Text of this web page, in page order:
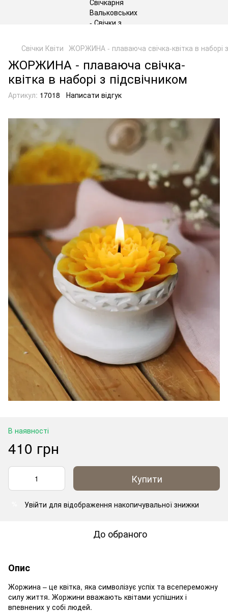
gtag('js', new Date()); gtag('config', 'G-DP234BVRNV');
Свічки Квіти ЖОРЖИНА - плаваюча свічка-квітка в наборі
ЖОРЖИНА - плаваюча свічка-
квітка в наборі з підсвічником
Артикул: 17018 Написати відгук
В наявності
410 грн
Купити
Увійти для відображення накопичувальної знижки
До обраного
Опис
Жоржина – це квітка, яка символізує успіх та всепереможну
силу життя. Жоржини вважають квітами успішних і
впевнених у собі людей.